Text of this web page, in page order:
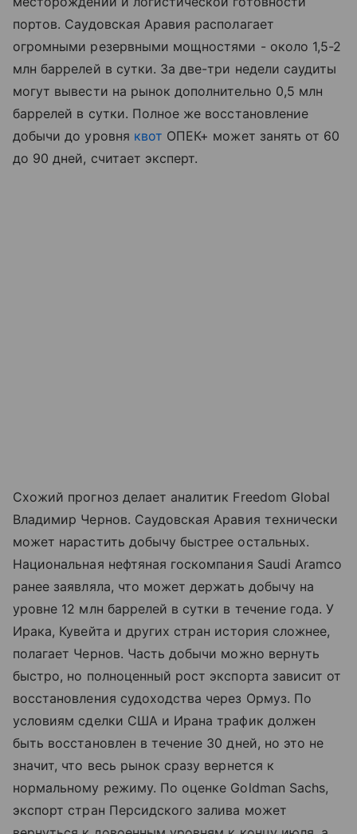
портов. Саудовская Аравия располагает
огромными резервными мощностями - около 1,5-2
млн баррелей в сутки. За две-три недели саудиты
могут вывести на рынок дополнительно 0,5 млн
баррелей в сутки. Полное же восстановление
добычи до уровня квот ОПЕК+ может занять от 60
до 90 дней, считает эксперт.
Схожий прогноз делает аналитик Freedom Global
Владимир Чернов. Саудовская Аравия технически
может нарастить добычу быстрее остальных.
Национальная нефтяная госкомпания Saudi Aramco
ранее заявляла, что может держать добычу на
уровне 12 млн баррелей в сутки в течение года. У
Ирака, Кувейта и других стран история сложнее,
полагает Чернов. Часть добычи можно вернуть
быстро, но полноценный рост экспорта зависит от
восстановления судоходства через Ормуз. По
условиям сделки США и Ирана трафик должен
быть восстановлен в течение 30 дней, но это не
значит, что весь рынок сразу вернется к
нормальному режиму. По оценке Goldman Sachs,
экспорт стран Персидского залива может